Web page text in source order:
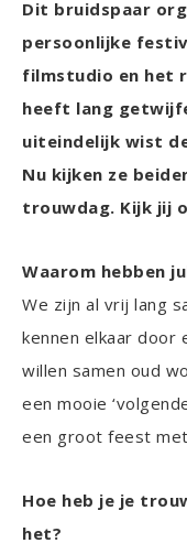
Dit bruidspaar
persoonlijke
filmstudio en het
heeft lang
uiteindelijk wist
Nu kijken ze
trouwdag. Kijk jij
Waarom hebben
We zijn al vrij lang
kennen elkaar door
willen samen oud
een mooie
een groot feest
Hoe heb je je
het?